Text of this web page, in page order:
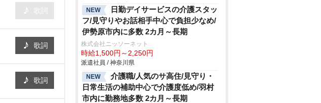
歌詞
歌詞
NEW
日勤デイサービスの介護スタッ
フ/見守りやお話相手中心で負担少なめ/
伊勢原市内に多数 2カ月～長期
株式会社ニッソーネット
時給1,500円～2,250円
派遣社員 / 神奈川県
NEW
介護職/人気のサ高住/見守り・
日常生活の補助中心で介護度低め/羽村
市内に勤務地多数 2カ月～長期